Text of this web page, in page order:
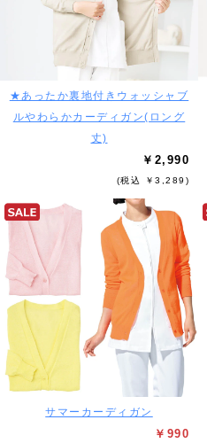
★あったか裏地付きウォッシャブ
ルやわらかカーディガン(ロング
丈)
￥2,990
(税込 ￥3,289)
サマーカーディガン
￥990